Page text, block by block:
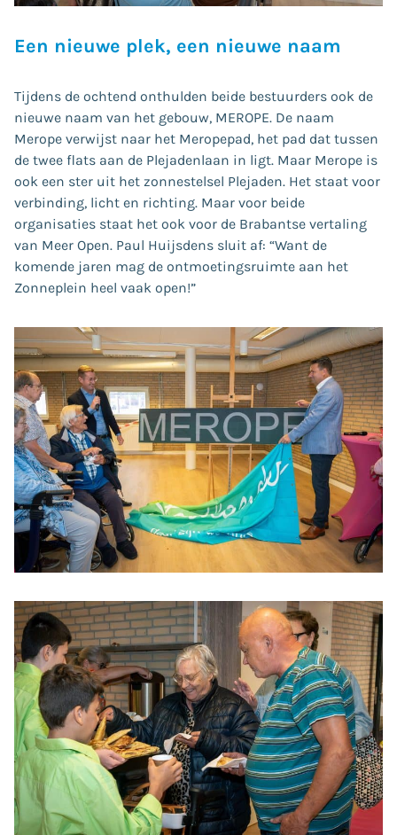
Een nieuwe plek, een nieuwe naam
Tijdens de ochtend onthulden beide bestuurders ook de
nieuwe naam van het gebouw, MEROPE. De naam
Merope verwijst naar het Meropepad, het pad dat tussen
de twee flats aan de Plejadenlaan in ligt. Maar Merope is
ook een ster uit het zonnestelsel Plejaden. Het staat voor
verbinding, licht en richting. Maar voor beide
organisaties staat het ook voor de Brabantse vertaling
van Meer Open. Paul Huijsdens sluit af: “Want de
komende jaren mag de ontmoetingsruimte aan het
Zonneplein heel vaak open!”